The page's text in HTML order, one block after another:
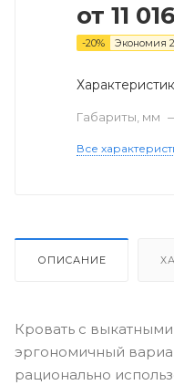
от 11
-20% Экономия
Габариты, мм
Все
ОПИСАНИЕ
Кровать с
эргономичный
рационально